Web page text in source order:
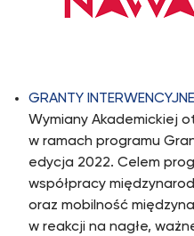
GRANTY INTERWENCYJNE
Wymiany Akademickiej
w ramach programu
edycja 2022. Celem
współpracy
oraz mobilność
w reakcji na nagłe,